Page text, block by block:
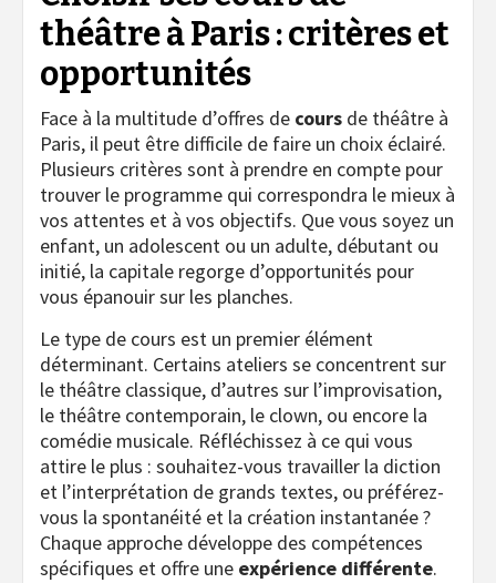
théâtre à Paris : critères et
opportunités
Face à la multitude d’offres de cours de théâtre à
Paris, il peut être difficile de faire un choix éclairé.
Plusieurs critères sont à prendre en compte pour
trouver le programme qui correspondra le mieux à
vos attentes et à vos objectifs. Que vous soyez un
enfant, un adolescent ou un adulte, débutant ou
initié, la capitale regorge d’opportunités pour
vous épanouir sur les planches.
Le type de cours est un premier élément
déterminant. Certains ateliers se concentrent sur
le théâtre classique, d’autres sur l’improvisation,
le théâtre contemporain, le clown, ou encore la
comédie musicale. Réfléchissez à ce qui vous
attire le plus : souhaitez-vous travailler la diction
et l’interprétation de grands textes, ou préférez-
vous la spontanéité et la création instantanée ?
Chaque approche développe des compétences
spécifiques et offre une expérience différente.